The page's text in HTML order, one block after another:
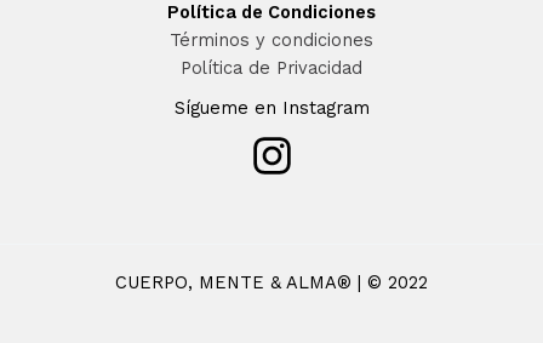
Política de Condiciones
Términos y condiciones
Política de Privacidad
Sígueme en Instagram
CUERPO, MENTE & ALMA® | © 2022